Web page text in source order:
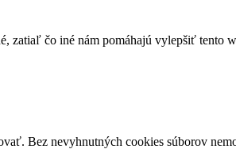
zatiaľ čo iné nám pomáhajú vylepšiť tento
Bez nevyhnutných cookies súborov